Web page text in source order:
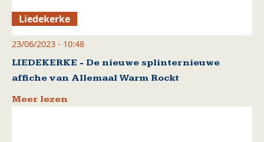
Liedekerke
23/06/2023 - 10:48
LIEDEKERKE - De nieuwe splinternieuwe
affiche van Allemaal Warm Rockt
Meer lezen